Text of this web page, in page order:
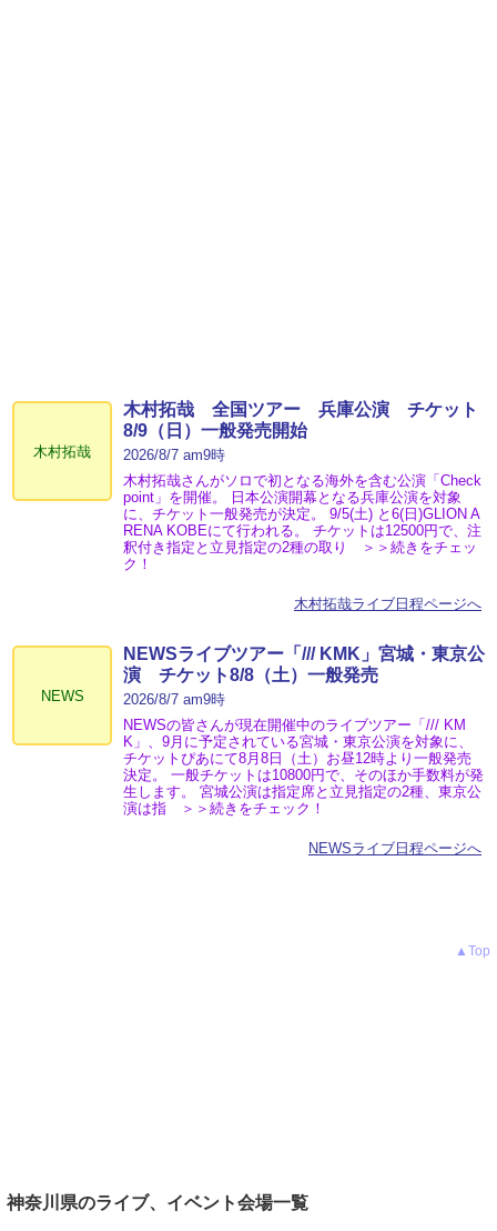
木村拓哉
木村拓哉 全国ツアー 兵庫公演 チケット
8/9（日）一般発売開始
2026/8/7 am9時
木村拓哉さんがソロで初となる海外を含む公演「Check
point」を開催。 日本公演開幕となる兵庫公演を対象
に、チケット一般発売が決定。 9/5(土) と6(日)GLION A
RENA KOBEにて行われる。 チケットは12500円で、注
釈付き指定と立見指定の2種の取り ＞＞続きをチェッ
ク！
木村拓哉ライブ日程ページへ
NEWS
NEWSライブツアー「/// KMK」宮城・東京公
演 チケット8/8（土）一般発売
2026/8/7 am9時
NEWSの皆さんが現在開催中のライブツアー「/// KM
K」、9月に予定されている宮城・東京公演を対象に、
チケットぴあにて8月8日（土）お昼12時より一般発売
決定。 一般チケットは10800円で、そのほか手数料が発
生します。 宮城公演は指定席と立見指定の2種、東京公
演は指 ＞＞続きをチェック！
NEWSライブ日程ページへ
▲Top
神奈川県のライブ、イベント会場一覧